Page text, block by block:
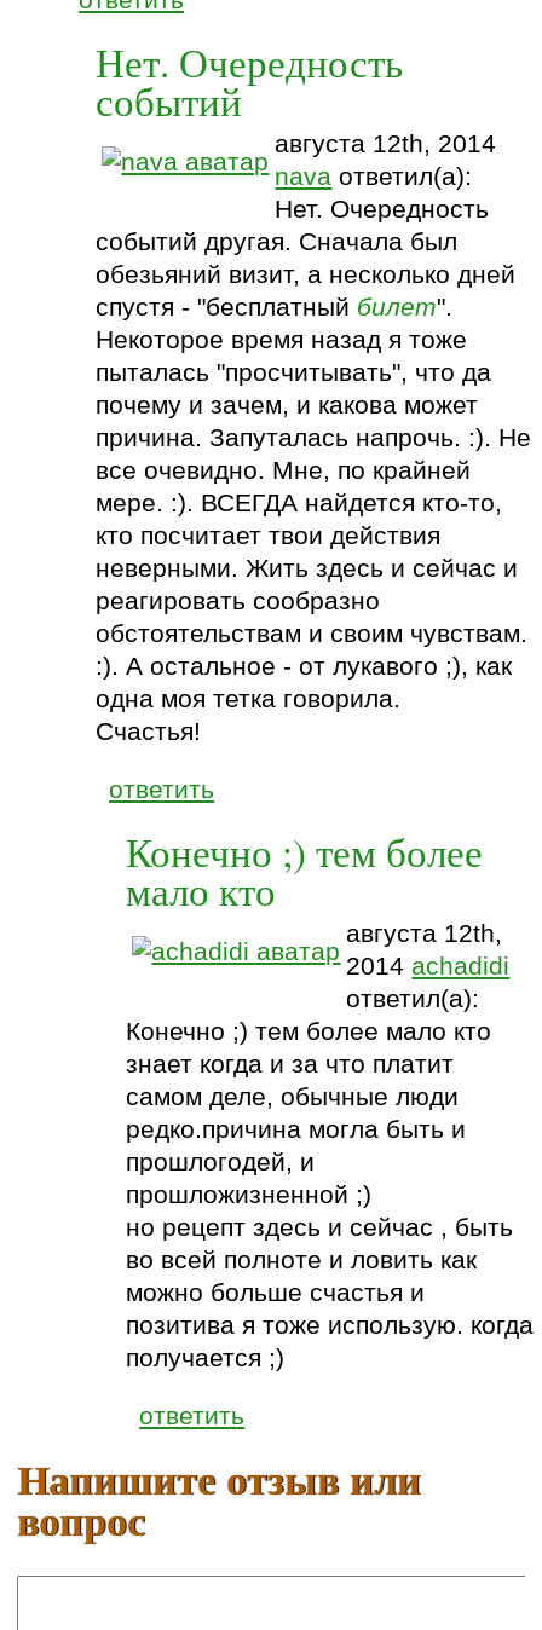
Нет. Очередность
событий
августа 12th, 2014
nava ответил(а):
Нет. Очередность
событий другая. Сначала был
обезьяний визит, а несколько дней
спустя - "бесплатный билет".
Некоторое время назад я тоже
пыталась "просчитывать", что да
почему и зачем, и какова может
причина. Запуталась напрочь. :). Не
все очевидно. Мне, по крайней
мере. :). ВСЕГДА найдется кто-то,
кто посчитает твои действия
неверными. Жить здесь и сейчас и
реагировать сообразно
обстоятельствам и своим чувствам.
:). А остальное - от лукавого ;), как
одна моя тетка говорила.
Счастья!
ответить
Конечно ;) тем более
мало кто
августа 12th,
2014 achadidi
ответил(а):
Конечно ;) тем более мало кто
знает когда и за что платит
самом деле, обычные люди
редко.причина могла быть и
прошлогодей, и
прошложизненной ;)
но рецепт здесь и сейчас , быть
во всей полноте и ловить как
можно больше счастья и
позитива я тоже использую. когда
получается ;)
ответить
Напишите отзыв или
вопрос